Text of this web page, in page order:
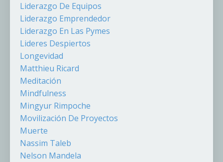
Liderazgo De Equipos
Liderazgo Emprendedor
Liderazgo En Las Pymes
Lideres Despiertos
Longevidad
Matthieu Ricard
Meditación
Mindfulness
Mingyur Rimpoche
Movilización De Proyectos
Muerte
Nassim Taleb
Nelson Mandela